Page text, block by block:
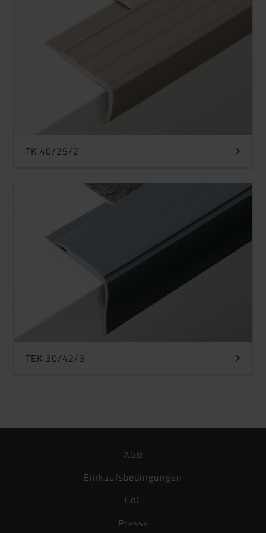
TK 40/25/2
TEK 30/42/3
AGB
Einkaufsbedingungen
CoC
Presse